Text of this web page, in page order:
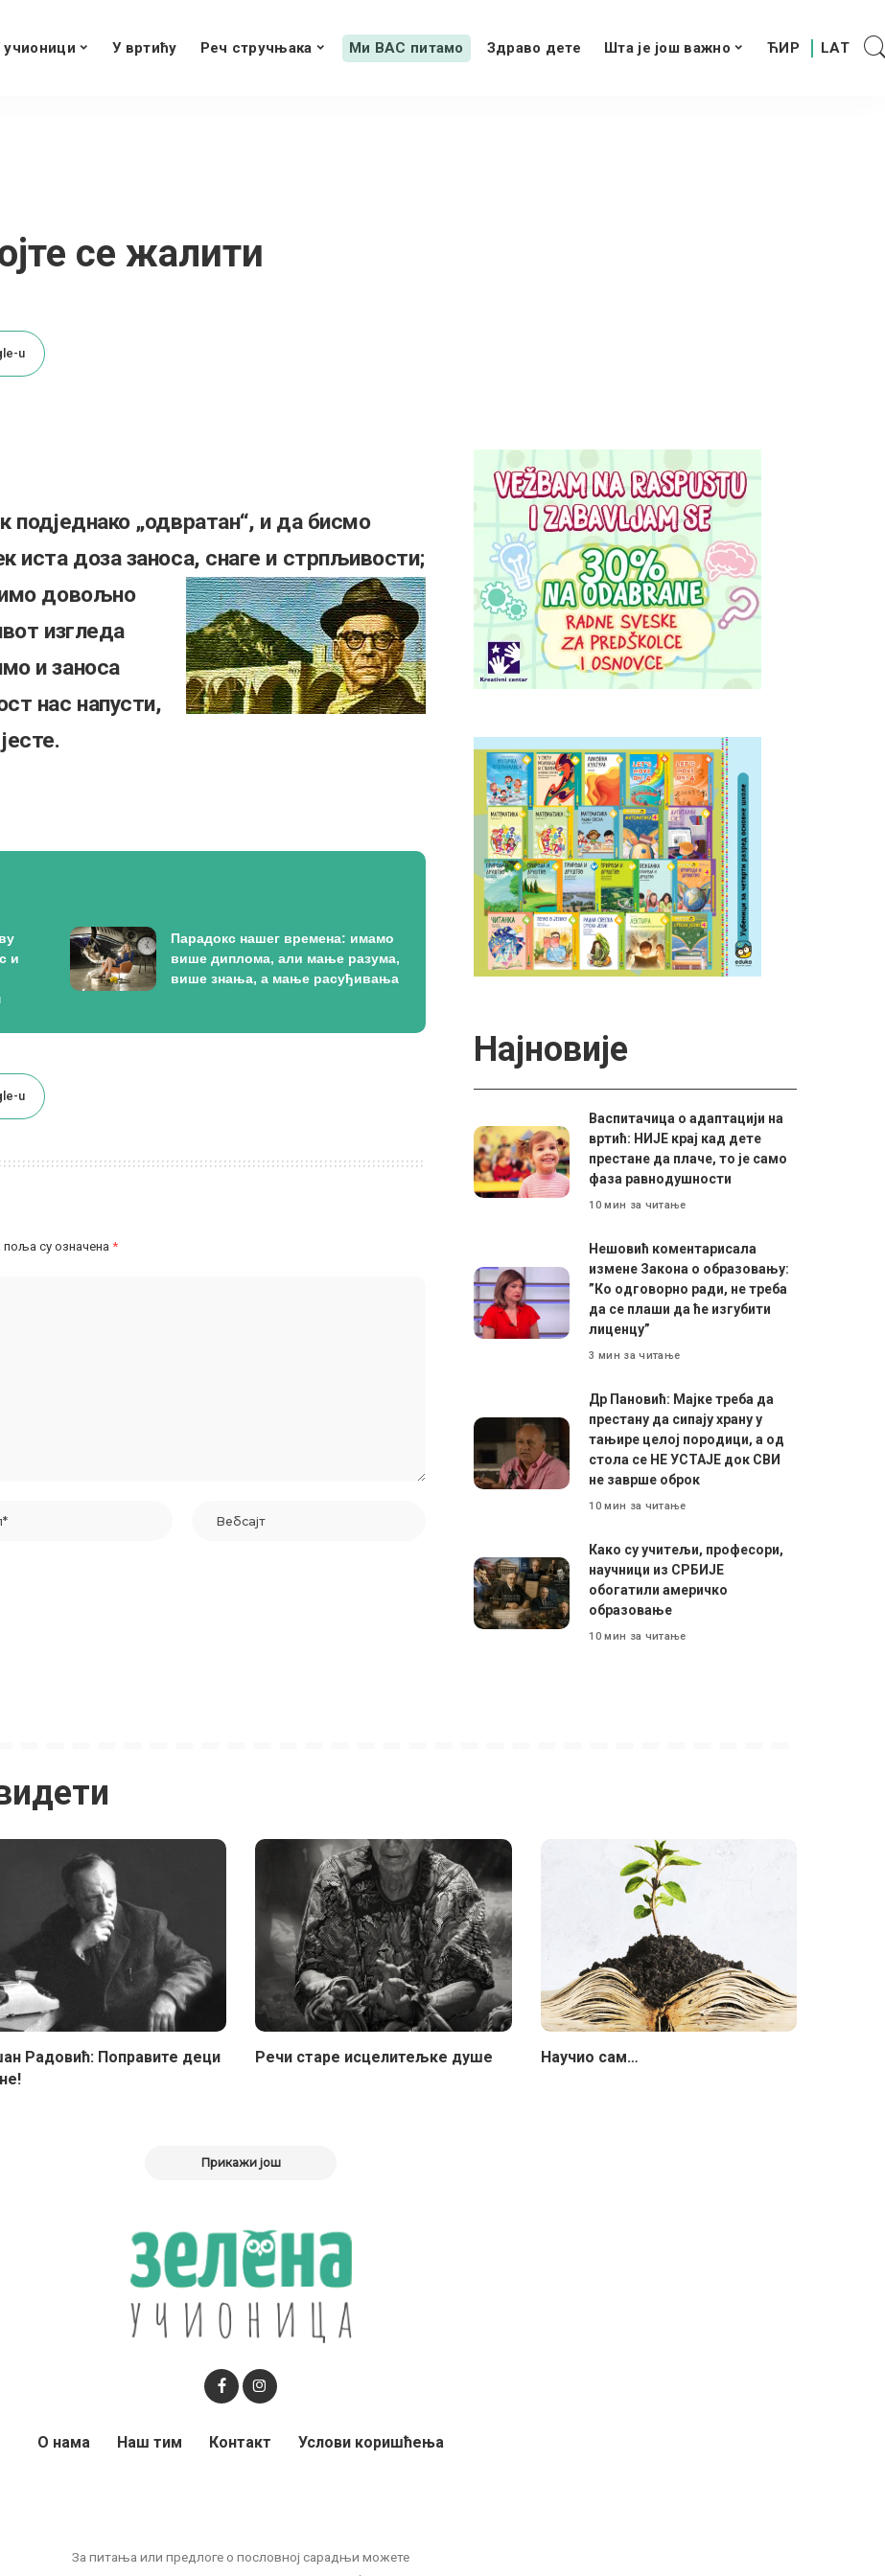
учионици У вртићу Реч стручњака Ми ВАС питамо Здраво дете Шта је још важно
се жалити
u
подједнако „одвратан“, и да бисмо
иста доза заноса, снаге и стрпљивости;
довољно
изгледа
и заноса
нас напусти,
и
Парадокс нашег времена: имамо
више диплома, али мање разума,
више знања, а мање расуђивања
u
су означена *
Најновије
Васпитачица о адаптацији на
вртић: НИЈЕ крај кад дете
престане да плаче, то је само
фаза равнодушности
10 мин за читање
Нешовић коментарисала
измене Закона о образовању:
”Ко одговорно ради, не треба
да се плаши да ће изгубити
лиценцу”
3 мин за читање
Др Пановић: Мајке треба да
престану да сипају храну у
тањире целој породици, а од
стола се НЕ УСТАЈЕ док СВИ
не заврше оброк
10 мин за читање
Како су учитељи, професори,
научници из СРБИЈЕ
обогатили америчко
образовање
10 мин за читање
Радовић: Поправите деци
Речи старе исцелитељке душе Научио сам…
Прикажи још
За питања или предлоге о пословној сарадњи можете
О нама Наш тим Контакт Услови коришћења